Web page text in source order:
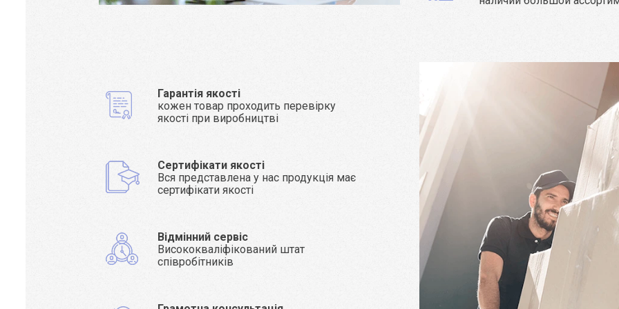
Гарантія якості
кожен товар проходить перевірку
якості при виробництві
Сертифікати якості
Вся представлена у нас продукція має
сертифікати якості
Відмінний сервіс
Висококваліфікований штат
співробітників